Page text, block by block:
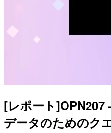
[レポート
データのためのク